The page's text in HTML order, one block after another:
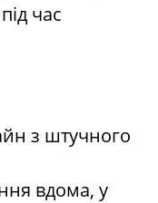
час
з штучного
вдома, у